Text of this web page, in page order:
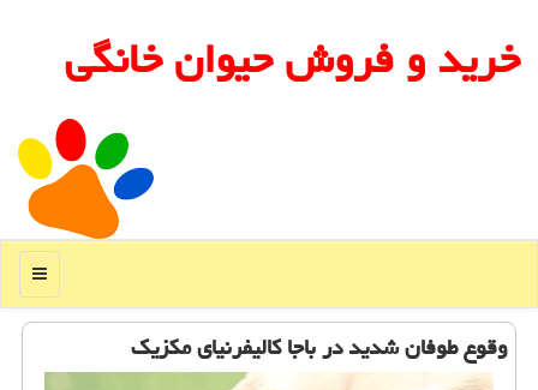
خرید و فروش حیوان خانگی
منو
وقوع طوفان شدید در باجا کالیفرنیای مکزیک